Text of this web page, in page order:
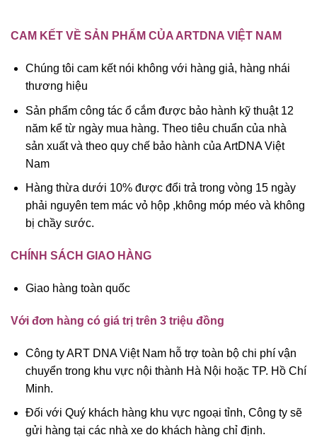
CAM KẾT VỀ SẢN PHẨM CỦA ARTDNA VIỆT NAM
Chúng tôi cam kết nói không với hàng giả, hàng nhái
thương hiệu
Sản phẩm công tác ổ cắm được bảo hành kỹ thuật 12
năm kể từ ngày mua hàng. Theo tiêu chuẩn của nhà
sản xuất và theo quy chế bảo hành của ArtDNA Việt
Nam
Hàng thừa dưới 10% được đổi trả trong vòng 15 ngày
phải nguyên tem mác vỏ hộp ,không móp méo và không
bị chầy sước.
CHÍNH SÁCH GIAO HÀNG
Giao hàng toàn quốc
Với đơn hàng có giá trị trên 3 triệu đồng
Công ty ART DNA Việt Nam hỗ trợ toàn bộ chi phí vận
chuyển trong khu vực nội thành Hà Nội hoặc TP. Hồ Chí
Minh.
Đối với Quý khách hàng khu vực ngoại tỉnh, Công ty sẽ
gửi hàng tại các nhà xe do khách hàng chỉ định.